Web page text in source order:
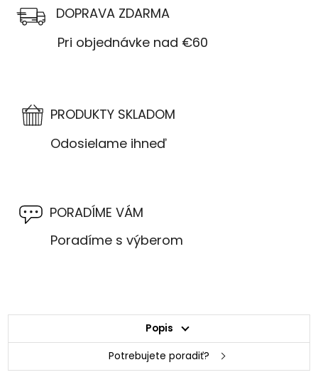
DOPRAVA ZDARMA
Pri objednávke nad €60
PRODUKTY SKLADOM
Odosielame ihneď
PORADÍME VÁM
Poradíme s výberom
Popis
Potrebujete poradiť?